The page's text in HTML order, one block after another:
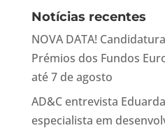
Notícias recentes
NOVA DATA!
Prémios dos Fundos
até 7 de agosto
AD&C entrevista
especialista em